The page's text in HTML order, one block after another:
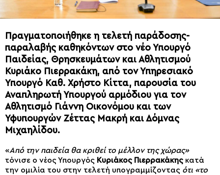
Πραγματοποιήθηκε η τελετή παράδοσης-
παραλαβής καθηκόντων στο νέο Υπουργό
Παιδείας, Θρησκευμάτων και Αθλητισμού
Κυριάκο Πιερρακάκη, από τον Υπηρεσιακό
Υπουργό Καθ. Χρήστο Κίττα, παρουσία του
Αναπληρωτή Υπουργού αρμόδιου για τον
Αθλητισμό Γιάννη Οικονόμου και των
Υφυπουργών Ζέττας Μακρή και Δόμνας
Μιχαηλίδου.
«Από την παιδεία θα κριθεί το μέλλον της χώρας»
τόνισε ο νέος Υπουργός Κυριάκος Πιερρακάκης κατά
την ομιλία του στην τελετή υπογραμμίζοντας ότι «το